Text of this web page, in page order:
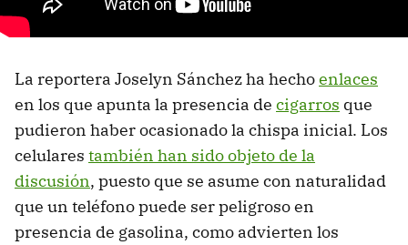
La reportera Joselyn Sánchez ha hechoenlaces
en los que apunta la presencia de cigarros que
pudieron haber ocasionado la chispa inicial. Los
celulares también han sido objeto de la
discusión, puesto que se asume con naturalidad
que un teléfono puede ser peligroso en
presencia de gasolina, como advierten los